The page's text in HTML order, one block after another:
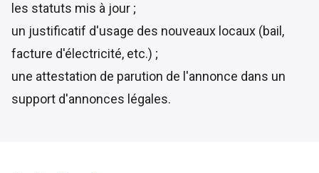
les statuts mis à jour ;
un justificatif d'usage des nouveaux locaux (bail,
facture d'électricité, etc.) ;
une attestation de parution de l'annonce dans un
support d'annonces légales.